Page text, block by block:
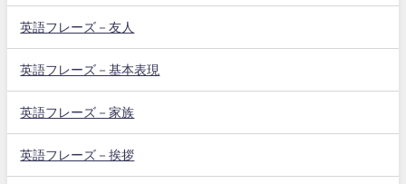
英語フレーズ－友人
英語フレーズ－基本表現
英語フレーズ－家族
英語フレーズ－挨拶